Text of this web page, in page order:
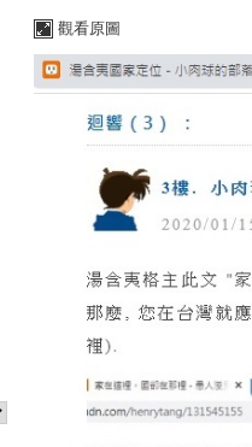
觀看原圖